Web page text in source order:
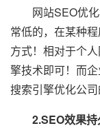
网站SEO优化
常低的，在某种
方式！相对于个
擎技术即可！而
搜索引擎优化公司
2.SEO效果持